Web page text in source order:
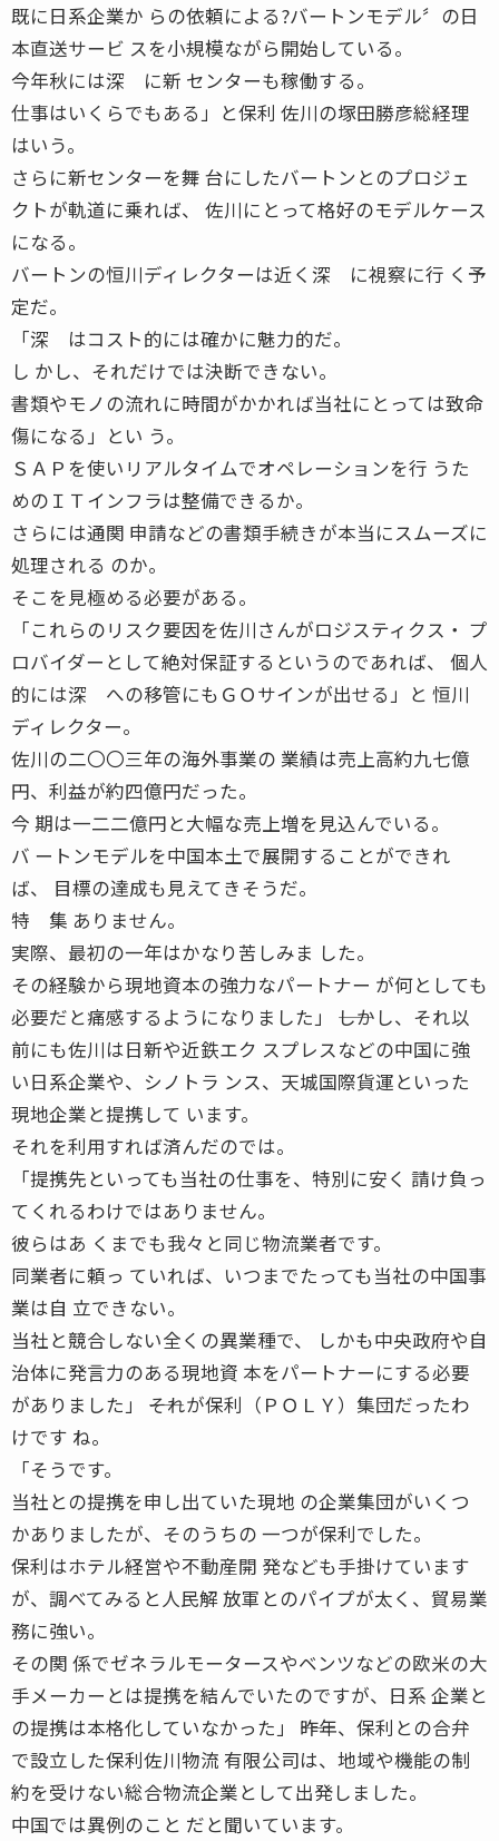
既に日系企業か らの依頼による?バートンモデル〞の日
本直送サービ スを小規模ながら開始している。
今年秋には深 に新 センターも稼働する。
仕事はいくらでもある」と保利 佐川の塚田勝彦総経理
はいう。
さらに新センターを舞 台にしたバートンとのプロジェ
クトが軌道に乗れば、 佐川にとって格好のモデルケース
になる。
バートンの恒川ディレクターは近く深 に視察に行 く予
定だ。
「深 はコスト的には確かに魅力的だ。
し かし、それだけでは決断できない。
書類やモノの流れに時間がかかれば当社にとっては致命
傷になる」とい う。
ＳＡＰを使いリアルタイムでオペレーションを行 うた
めのＩＴインフラは整備できるか。
さらには通関 申請などの書類手続きが本当にスムーズに
処理される のか。
そこを見極める必要がある。
「これらのリスク要因を佐川さんがロジスティクス・ プ
ロバイダーとして絶対保証するというのであれば、 個人
的には深 への移管にもＧＯサインが出せる」と 恒川
ディレクター。
佐川の二〇〇三年の海外事業の 業績は売上高約九七億
円、利益が約四億円だった。
今 期は一二二億円と大幅な売上増を見込んでいる。
バ ートンモデルを中国本土で展開することができれ
ば、 目標の達成も見えてきそうだ。
特 集 ありません。
実際、最初の一年はかなり苦しみま した。
その経験から現地資本の強力なパートナー が何としても
必要だと痛感するようになりました」 ――しかし、それ以
前にも佐川は日新や近鉄エク スプレスなどの中国に強
い日系企業や、シノトラ ンス、天城国際貨運といった
現地企業と提携して います。
それを利用すれば済んだのでは。
「提携先といっても当社の仕事を、特別に安く 請け負っ
てくれるわけではありません。
彼らはあ くまでも我々と同じ物流業者です。
同業者に頼っ ていれば、いつまでたっても当社の中国事
業は自 立できない。
当社と競合しない全くの異業種で、 しかも中央政府や自
治体に発言力のある現地資 本をパートナーにする必要
がありました」 ――それが保利（ＰＯＬＹ）集団だったわ
けです ね。
「そうです。
当社との提携を申し出ていた現地 の企業集団がいくつ
かありましたが、そのうちの 一つが保利でした。
保利はホテル経営や不動産開 発なども手掛けています
が、調べてみると人民解 放軍とのパイプが太く、貿易業
務に強い。
その関 係でゼネラルモータースやベンツなどの欧米の大
手メーカーとは提携を結んでいたのですが、日系 企業と
の提携は本格化していなかった」 ――昨年、保利との合弁
で設立した保利佐川物流 有限公司は、地域や機能の制
約を受けない総合物流企業として出発しました。
中国では異例のこと だと聞いています。